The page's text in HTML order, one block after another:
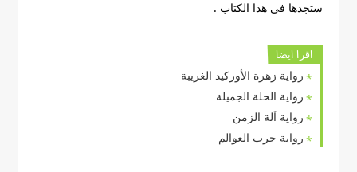
ستجدها في هذا الكتاب .
اقرا ايضا
رواية زهرة الأوركيد الغريبة
رواية الحلة الجميلة
رواية آلة الزمن
رواية حرب العوالم